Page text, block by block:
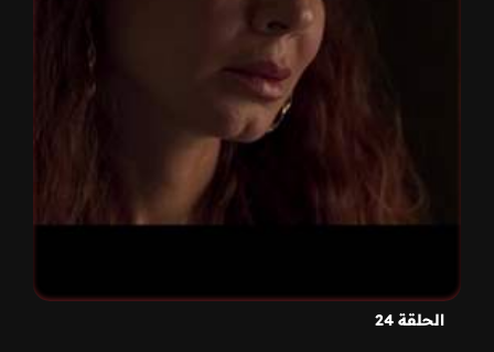
الحلقة 24